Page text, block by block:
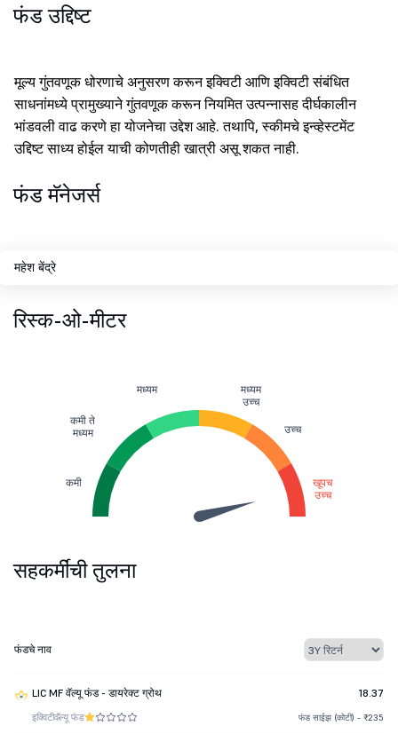
फंड उद्दिष्ट
मूल्य गुंतवणूक धोरणाचे अनुसरण करून इक्विटी आणि इक्विटी संबंधित
साधनांमध्ये प्रामुख्याने गुंतवणूक करून नियमित उत्पन्नासह दीर्घकालीन
भांडवली वाढ करणे हा योजनेचा उद्देश आहे. तथापि, स्कीमचे इन्व्हेस्टमेंट
उद्दिष्ट साध्य होईल याची कोणतीही खात्री असू शकत नाही.
फंड मॅनेजर्स
महेश बेंद्रे
रिस्क-ओ-मीटर
कमी
कमी ते
मध्यम
मध्यम
मध्यम
उच्च
उच्च
खूपच
उच्च
सहकर्मींची तुलना
फंडचे नाव
LIC MF वॅल्यू फंड - डायरेक्ट ग्रोथ 18.37
इक्विटीवॅल्यू फंड फंड साईझ (कोटी) - ₹235